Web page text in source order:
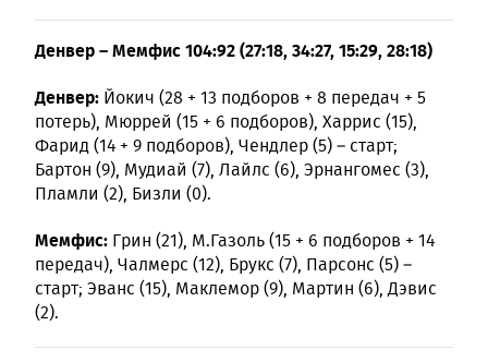
Денвер – Мемфис 104:92 (27:18, 34:27, 15:29, 28:18)
Денвер: Йокич (28 + 13 подборов + 8 передач + 5
потерь), Мюррей (15 + 6 подборов), Харрис (15),
Фарид (14 + 9 подборов), Чендлер (5) – старт;
Бартон (9), Мудиай (7), Лайлс (6), Эрнангомес (3),
Пламли (2), Бизли (0).
Мемфис: Грин (21), М.Газоль (15 + 6 подборов + 14
передач), Чалмерс (12), Брукс (7), Парсонс (5) –
старт; Эванс (15), Маклемор (9), Мартин (6), Дэвис
(2).